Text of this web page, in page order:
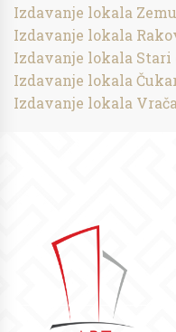
Izdavanje lokala
Izdavanje lokala
Izdavanje lokala Stari
Izdavanje lokala
Izdavanje lokala